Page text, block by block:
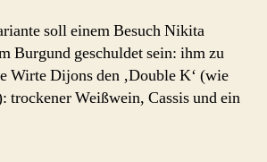
soll einem Besuch Nikita
Burgund geschuldet sein: ihm zu
Wirte Dijons den ‚Double K‘ (wie
trockener Weißwein, Cassis und ein